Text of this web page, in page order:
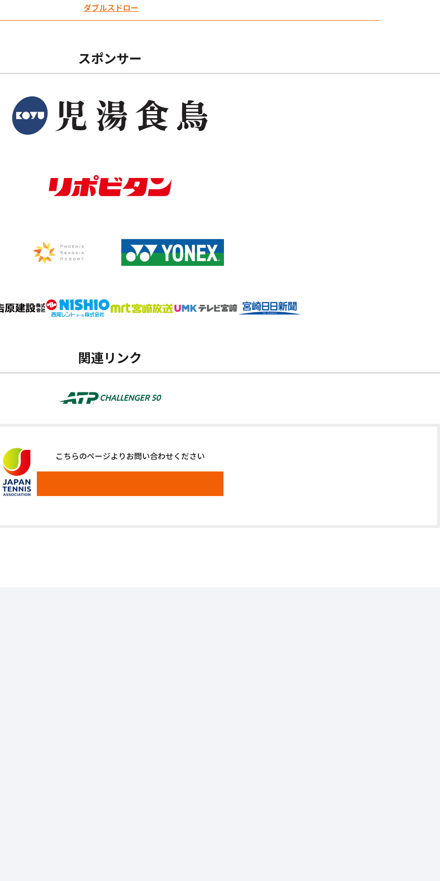
ダブルスドロー
スポンサー
関連リンク
こちらのページよりお問い合わせください